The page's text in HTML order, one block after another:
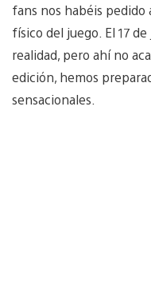
fans nos habéis
físico del juego. El 17
realidad, pero ahí no
edición, hemos
sensacionales.